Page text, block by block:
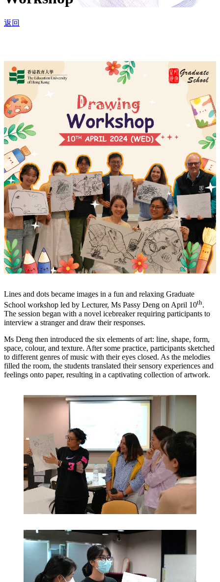
返回
Lines and dots became images in a fun and relaxing Graduate
School workshop led by Lecturer, Ms Passy Deng on April 10th.
The session began with a novel icebreaker requiring participants to
interview a stranger and draw their responses.
Ms Deng then introduced the six elements of art: line, shape, form,
space, colour, and texture. After some practice, participants sketched
to different genres of music with their eyes closed. As the melodies
filled the room, the students translated their sensory experiences and
feelings onto paper, resulting in a captivating collection of artwork.